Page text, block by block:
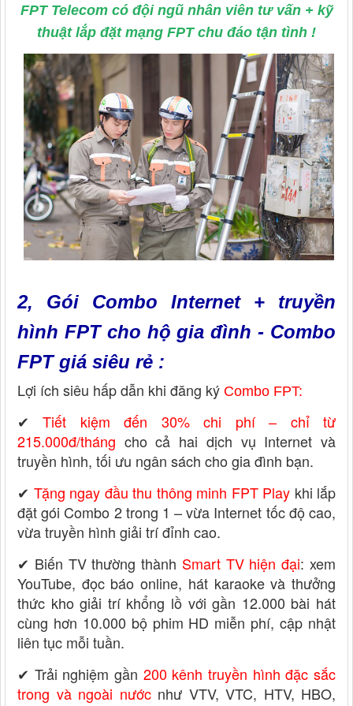
FPT Telecom có đội ngũ nhân viên tư vấn + kỹ
thuật lắp đặt mạng FPT chu đáo tận tình !
2, Gói Combo Internet + truyền
hình FPT cho hộ gia đình - Combo
FPT giá siêu rẻ :
Lợi ích siêu hấp dẫn khi đăng ký Combo FPT:
✔Tiết kiệm đến 30% chi phí – chỉ từ
215.000đ/tháng cho cả hai dịch vụ Internet và
truyền hình, tối ưu ngân sách cho gia đình bạn.
✔ Tặng ngay đầu thu thông minh FPT Play khi lắp
đặt gói Combo 2 trong 1 – vừa Internet tốc độ cao,
vừa truyền hình giải trí đỉnh cao.
✔ Biến TV thường thành Smart TV hiện đại: xem
YouTube, đọc báo online, hát karaoke và thưởng
thức kho giải trí khổng lồ với gần 12.000 bài hát
cùng hơn 10.000 bộ phim HD miễn phí, cập nhật
liên tục mỗi tuần.
✔ Trải nghiệm gần 200 kênh truyền hình đặc sắc
trong và ngoài nướcnhư VTV, VTC, HTV, HBO,